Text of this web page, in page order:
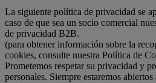
La siguiente política de privacidad se
caso de que sea un socio comercial
de privacidad B2B.
(para obtener información sobre la
cookies, consulte nuestra Política de
Prometemos respetar su privacidad y
personales. Siempre estaremos